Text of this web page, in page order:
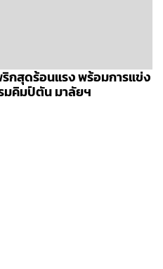
กสุดร้อนแรง พร้อมการแข่ง
มคิมป์ตัน มาลัยฯ